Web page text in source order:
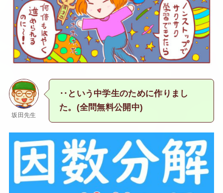
坂田先生
‥という中学生のために作りまし
た。(全問無料公開中)